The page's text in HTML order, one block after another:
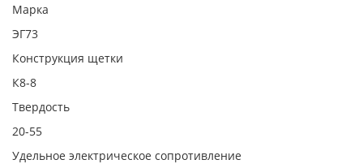
Марка
ЭГ73
Конструкция щетки
К8-8
Твердость
20-55
Удельное электрическое сопротивление